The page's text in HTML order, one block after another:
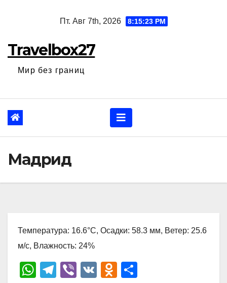
Пт. Авг 7th, 2026 8:15:24 PM
Travelbox27
Мир без границ
Мадрид
Температура: 16.6°C, Осадки: 58.3 мм, Ветер: 25.6
м/с, Влажность: 24%
W
T
Vi
V
O